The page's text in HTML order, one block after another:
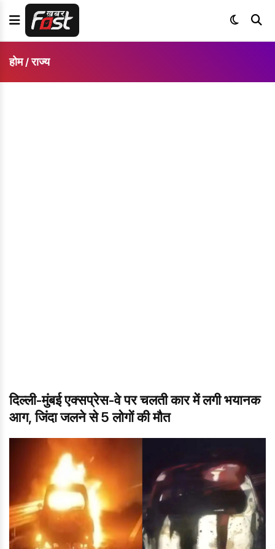
होम/ राज्य
दिल्ली-मुंबई एक्सप्रेस-वे पर चलती कार में लगी भयानक
आग, जिंदा जलने से 5 लोगों की मौत